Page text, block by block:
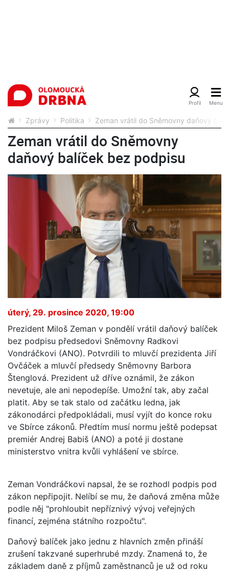
Zprávy Politika Zeman vrátil do Sněmovny daňový
Zeman vrátil do Sněmovny
daňový balíček bez podpisu
úterý, 29. prosince 2020, 19:00
Prezident Miloš Zeman v pondělí vrátil daňový balíček
bez podpisu předsedovi Sněmovny Radkovi
Vondráčkovi (ANO). Potvrdili to mluvčí prezidenta Jiří
Ovčáček a mluvčí předsedy Sněmovny Barbora
Štenglová. Prezident už dříve oznámil, že zákon
nevetuje, ale ani nepodepíše. Umožní tak, aby začal
platit. Aby se tak stalo od začátku ledna, jak
zákonodárci předpokládali, musí vyjít do konce roku
ve Sbírce zákonů. Předtím musí normu ještě podepsat
premiér Andrej Babiš (ANO) a poté ji dostane
ministerstvo vnitra kvůli vyhlášení ve sbírce.
Zeman Vondráčkovi napsal, že se rozhodl podpis pod
zákon nepřipojit. Nelíbí se mu, že daňová změna může
podle něj "prohloubit nepříznivý vývoj veřejných
financí, zejména státního rozpočtu".
Daňový balíček jako jednu z hlavních změn přináší
zrušení takzvané superhrubé mzdy. Znamená to, že
základem daně z příjmů zaměstnanců je už od roku